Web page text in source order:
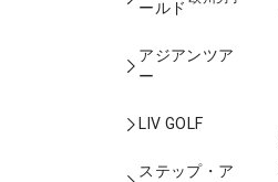
ールド
アジアンツア
ー
LIV GOLF
ステップ・ア